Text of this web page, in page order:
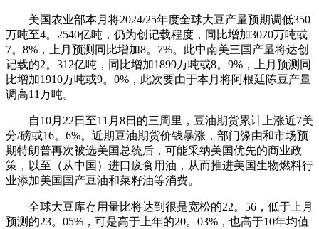
美国农业部本月将2024/25年度全球大豆产量预期调低350
万吨至4。2540亿吨，仍为创记载程度，同比增加3070万吨或
7。8%，上月预测同比增加8。7%。此中南美三国产量将达创
记载的2。312亿吨，同比增加1899万吨或8。9%，上月预测同
比增加1910万吨或9。0%，此次要由于本月将阿根廷陈豆产量
调高11万吨。
自10月22日至11月8日的三周里，豆油期货累计上涨近7美
分/磅或16。6%。近期豆油期货价钱暴涨，部门缘由和市场预
期特朗普再次被选美国总统后，可能采纳美国优先的商业政
策，以至（从中国）进口废食用油，从而推进美国生物燃料行
业添加美国国产豆油和菜籽油等消费。
全球大豆库存用量比将达到很是宽松的22。56，低于上月
预测的23。05%，可是高于上年的20。03%，也高于10年均值